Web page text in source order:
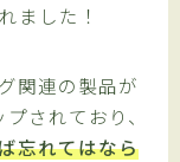
ました！
関連の製品が
されており、
忘れてはなら